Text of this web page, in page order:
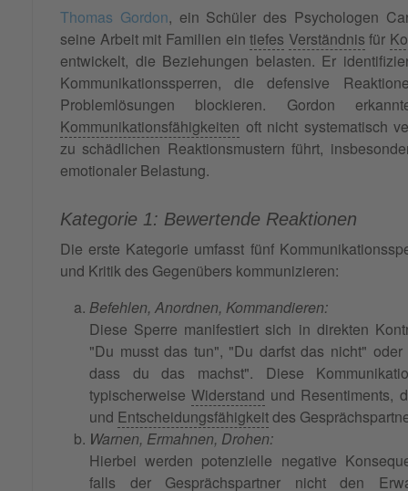
Thomas Gordon, ein Schüler des Psychologen
seine Arbeit mit Familien eintiefes Verständnis für
entwickelt, die Beziehungen belasten. Er
Kommunikationssperren, die defensive
Problemlösungen blockieren. Gordon
Kommunikationsfähigkeiten oft nicht systematisch
zu schädlichen Reaktionsmustern führt,
emotionaler Belastung.
Kategorie 1: Bewertende Reaktionen
Die erste Kategorie umfasst fünf
und Kritik des Gegenübers kommunizieren:
Befehlen, Anordnen, Kommandieren:
Diese Sperre manifestiert sich in direkten
"Du musst das tun", "Du darfst das nicht"
dass du das machst". Diese
typischerweiseWiderstand und Resentiments,
und Entscheidungsfähigkeitdes
Warnen, Ermahnen, Drohen:
Hierbei werden potenzielle negative
falls der Gesprächspartner nicht den